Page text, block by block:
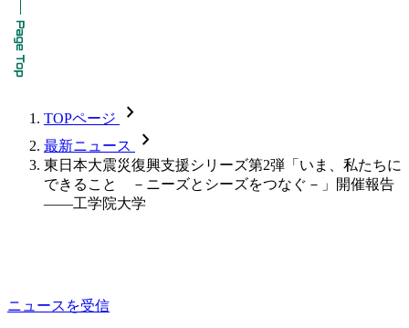
TOPページ chevron_forward
最新ニュース chevron_forward
東日本大震災復興支援シリーズ第2弾「いま、私たちに
できること －ニーズとシーズをつなぐ－」開催報告
――工学院大学
ニュースを受信